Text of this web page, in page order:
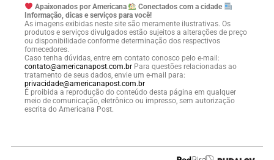
Apaixonados por Americana
Conectados com a cidade
Informação, dicas e serviços para você!
As imagens exibidas neste site são meramente ilustrativas. Os
produtos e serviços divulgados estão sujeitos a alterações de preço
ou disponibilidade conforme determinação dos respectivos
fornecedores.
Caso tenha dúvidas, entre em contato conosco pelo e-mail:
contato@americanapost.com.br Para questões relacionadas ao
tratamento de seus dados, envie um e-mail para:
privacidade@americanapost.com.br
É proibida a reprodução do conteúdo desta página em qualquer
meio de comunicação, eletrônico ou impresso, sem autorização
escrita do Americana Post.